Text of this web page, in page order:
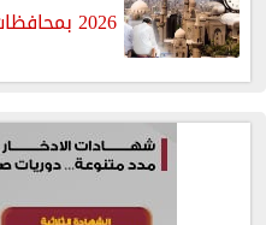
2026 بمحافظات الجمهورية